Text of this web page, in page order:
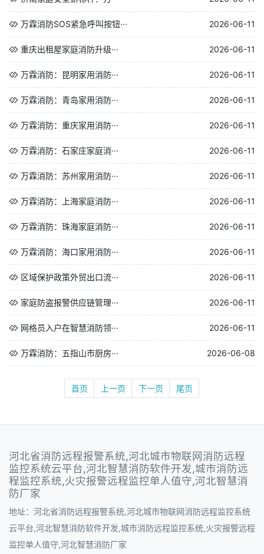
万霖消防SOS紧急呼叫按钮··· 2026-06-11
重庆出租屋家庭消防升级··· 2026-06-11
万霖消防：昆明家用消防··· 2026-06-11
万霖消防：青岛家用消防··· 2026-06-11
万霖消防：重庆家用消防··· 2026-06-11
万霖消防：石家庄家庭消··· 2026-06-11
万霖消防：苏州家用消防··· 2026-06-11
万霖消防：上海家庭消防··· 2026-06-11
万霖消防：珠海家庭消防··· 2026-06-11
万霖消防：海口家用消防··· 2026-06-11
区域保护政策外贸出口流··· 2026-06-11
家庭防盗报警供应链管理··· 2026-06-11
网格员入户在智慧消防领··· 2026-06-11
万霖消防：五指山市厨房··· 2026-06-08
首页 上一页 下一页 尾页
河北省消防远程报警系统,河北城市物联网消防远程
监控系统云平台,河北智慧消防软件开发,城市消防远
程监控系统,火灾报警远程监控单人值守,河北智慧消
防厂家
地址：河北省消防远程报警系统,河北城市物联网消防远程监控系统
云平台,河北智慧消防软件开发,城市消防远程监控系统,火灾报警远程
监控单人值守,河北智慧消防厂家